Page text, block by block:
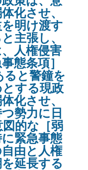
化させ、
明け渡す
主張し、
人権侵害
態条項］
ると警鐘を
する現政
化させ、
勢力に日
的な［弱
緊急事態
由と人権
延長する